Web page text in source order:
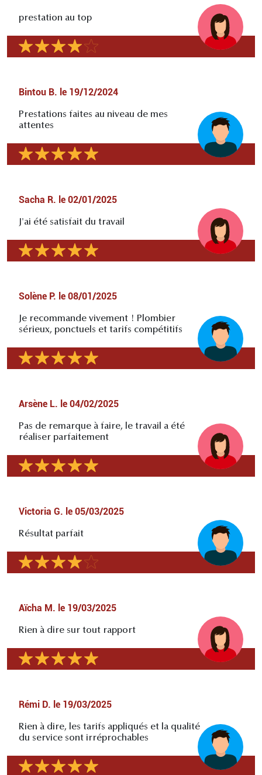
prestation au top
Bintou B. le 19/12/2024
Prestations faites au niveau de mes
attentes
Sacha R. le 02/01/2025
J'ai été satisfait du travail
Solène P. le 08/01/2025
Je recommande vivement ! Plombier
sérieux, ponctuels et tarifs compétitifs
Arsène L. le 04/02/2025
Pas de remarque à faire, le travail a été
réaliser parfaitement
Victoria G. le 05/03/2025
Résultat parfait
Aïcha M. le 19/03/2025
Rien à dire sur tout rapport
Rémi D. le 19/03/2025
Rien à dire, les tarifs appliqués et la qualité
du service sont irréprochables